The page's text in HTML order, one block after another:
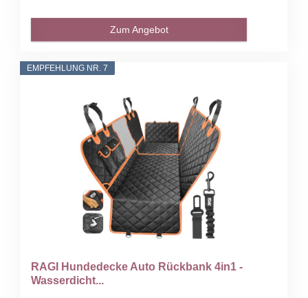
Zum Angebot
EMPFEHLUNG NR. 7
RAGI Hundedecke Auto Rückbank 4in1 -
Wasserdicht...